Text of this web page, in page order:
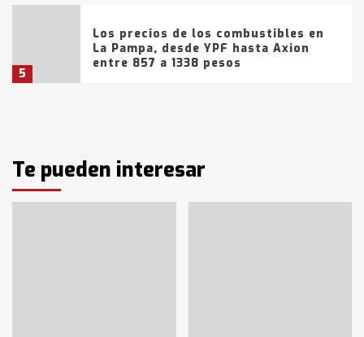
5
Los precios de los combustibles en
La Pampa, desde YPF hasta Axion
entre 857 a 1338 pesos
6
de la provincia
T.Lauquen: tres jóvenes que
Te pueden interesar